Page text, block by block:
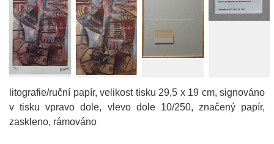
litografie/ruční papír, velikost tisku 29,5 x 19 cm, signováno
v tisku vpravo dole, vlevo dole 10/250, značený papír,
zaskleno, rámováno